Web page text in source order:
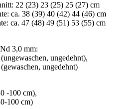
22 (23) 23 (25) 25 (27) cm
ca. 38 (39) 40 (42) 44 (46) cm
ca. 47 (48) 49 (51) 53 (55) cm
3,0 mm:
ungedehnt),
ungedehnt)
-100 cm),
100 cm)